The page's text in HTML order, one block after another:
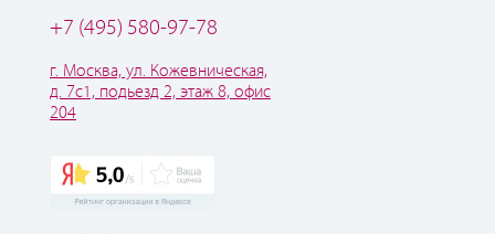
+7 (495) 580-97-78
г. Москва, ул. Кожевническая,
д. 7с1, подьезд 2, этаж 8, офис
204